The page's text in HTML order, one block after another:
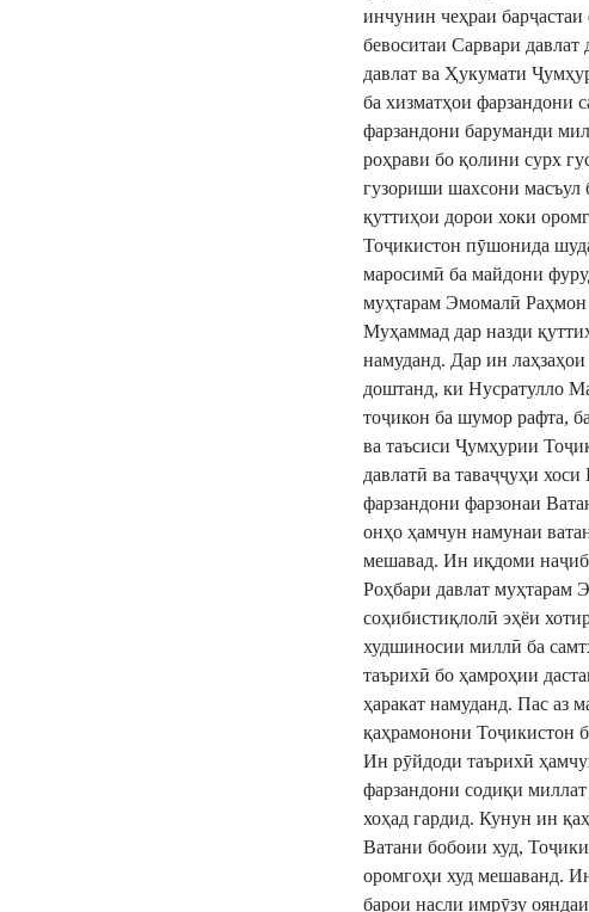
инчунин чеҳраи
бевоситаи Сарвари
давлат ва Ҳукумати
ба хизматҳои фарзандони
фарзандони баруманди
роҳрави бо қолини сурх
гузориши шахсони
қуттиҳои дорои хоки
Тоҷикистон пӯшонида
маросимӣ ба майдони
муҳтарам Эмомалӣ
Муҳаммад дар назди
намуданд. Дар ин
доштанд, ки Нусратулло
тоҷикон ба шумор рафта,
ва таъсиси Ҷумҳурии
давлатӣ ва таваҷҷуҳи
фарзандони фарзонаи
онҳо ҳамчун намунаи
мешавад. Ин иқдоми
Роҳбари давлат муҳтарам
соҳибистиқлолӣ эҳёи
худшиносии миллӣ ба
таърихӣ бо ҳамроҳии
ҳаракат намуданд. Пас аз
қаҳрамонони Тоҷикистон
Ин рӯйдоди таърихӣ
фарзандони содиқи
хоҳад гардид. Кунун ин
Ватани бобоии худ,
оромгоҳи худ мешаванд.
барои насли имрӯзу